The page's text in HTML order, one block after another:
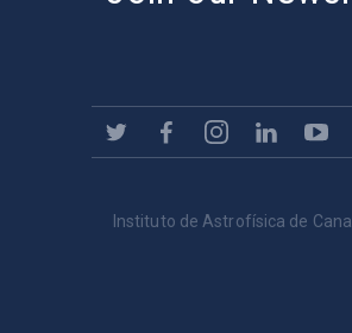
Instituto de Astrofísica de